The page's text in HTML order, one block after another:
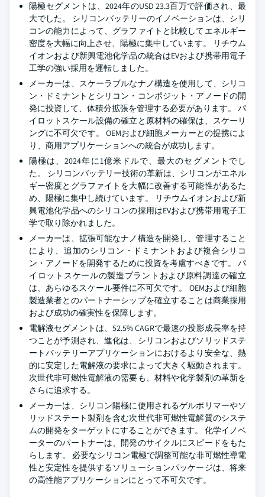
陽極セグメントは、2024年のUSD 23.3百万で評価され、最
大でした。 シリコンバッテリーのイノベーションは、シリ
コンの能力によって、グラファイトと比較してエネルギー
密度を大幅に向上させ、陽極に集中しています。 リチウム
イオンおよび新興電池化学品の統合はEVおよび携帯用電子
工学の強い採用を運転しました。
メーカーは、スケーラブルなナノ構造を使用して、シリコ
ン・ドミナントとシリコン・コンポジット・アノードの開
発に投資して、体積分拡張を管理する必要があります。 パ
イロットスケール設備の確立と原材料の確保は、スケーリ
ングに不可欠です。 OEMおよび細胞メーカーとの提携によ
り、商用アプリケーションへの統合が成功します。
陽極は、2024年に1億米ドルで、最大のセグメントでし
た。 シリコンバッテリー技術の革新は、シリコンがエネル
ギー密度とグラファイトを大幅に改善する可能性があるた
め、陽極に集中し続けています。 リチウムイオンおよび新
興電池化学品へのシリコンの採用はEVおよび携帯用電子工
学で取り除かれました。
メーカーは、拡張可能なナノ構造を開発し、管理すること
により、追加のシリコン・ドミナントおよび複合シリコ
ン・アノードを開発するために投資を考慮すべきです。 パ
イロットスケールの製造プラントおよび原料調達の確立
は、あらゆるスケール要件に不可欠です。 OEMおよび細胞
製造業者とのパートナーシップを確立することは商業採用
および成功の確実性を保障します。
電解液セグメントは、52.5% CAGRで最速の投影成長率を持
つことが予測され、進化は、シリコンおよびソリッドステ
ートバッテリーアプリケーションにおけるより安全な、熱
的に安定した電解液の要求によって大きく駆動されます。
次世代非可燃性電解液の需要も、材料や化学製剤の革新を
さらに追求する。
メーカーは、シリコン陽極に使用されるゲルポリマーやソ
リッドステート製剤を含む次世代非可燃性電解質のシステ
ムの開発をターゲットにすることができます。 化学イノベ
ーターのパートナーは、開発のサイクルにスピードをもた
らします。 必要なシリコン電極で調整可能な非可燃性導電
性と安定性を提供するソリューションパッケージは、将来
の高性能アプリケーションにとって不可欠です。